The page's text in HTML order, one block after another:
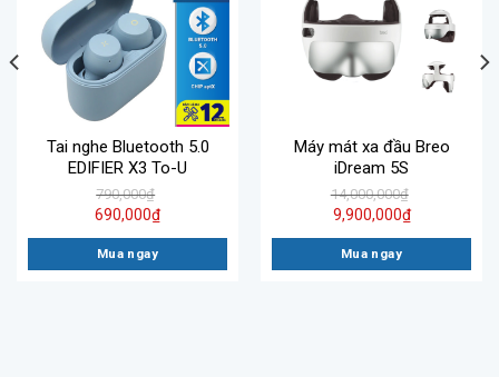
Tai nghe Bluetooth 5.0
EDIFIER X3 To-U
790,000₫
690,000₫
Mua ngay
Máy mát xa đầu Breo
iDream 5S
14,000,000₫
9,900,000₫
Mua ngay